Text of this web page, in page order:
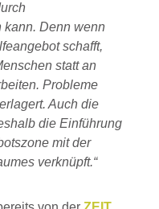
kann. Denn wenn
schafft,
statt an
Probleme
Auch die
die Einführung
mit der
verknüpft.“